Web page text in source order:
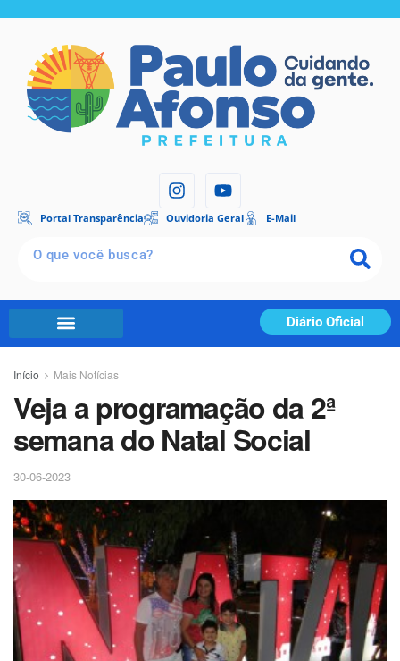
Portal Transparência Ouvidoria Geral E-Mail
Diário Oficial
Início Mais Notícias
Veja a programação da 2ª
semana do Natal Social
30-06-2023